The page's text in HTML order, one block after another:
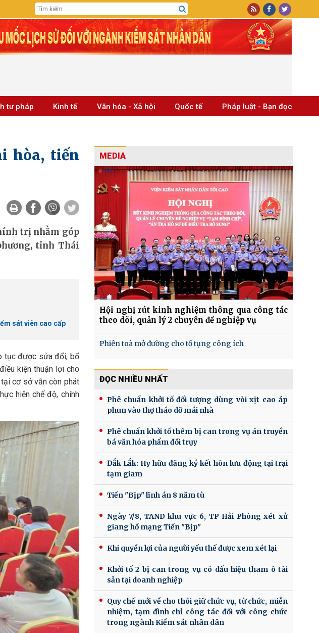
tư pháp Kinh tế Văn hóa - Xã hội Quốc tế Pháp luật - Bạn đọc
hòa, tiến
trị nhằm góp
tỉnh Thái
sát viên cao cấp
tục được sửa đổi, bổ
kiện thuận lợi cho
cơ sở vẫn còn phát
hiện chế độ, chính
MEDIA
Hội nghị rút kinh nghiệm thông qua công tác
theo dõi, quản lý 2 chuyên đề nghiệp vụ
Phiên toà mở đường cho tố tụng công ích
ĐỌC NHIỀU NHẤT
Phê chuẩn khởi tố đối tượng dùng vòi xịt cao áp
phun vào thợ tháo dỡ mái nhà
Phê chuẩn khởi tố thêm bị can trong vụ án truyền
bá văn hóa phẩm đồi trụy
Đắk Lắk: Hy hữu đăng ký kết hôn lưu động tại trại
tạm giam
Tiến "Bịp" lĩnh án 8 năm tù
Ngày 7/8, TAND khu vực 6, TP Hải Phòng xét xử
giang hồ mạng Tiến "Bịp"
Khi quyền lợi của người yếu thế được xem xét lại
Khởi tố 2 bị can trong vụ có dấu hiệu tham ô tài
sản tại doanh nghiệp
Quy chế mới về cho thôi giữ chức vụ, từ chức, miễn
nhiệm, tạm đình chỉ công tác đối với công chức
trong ngành Kiểm sát nhân dân